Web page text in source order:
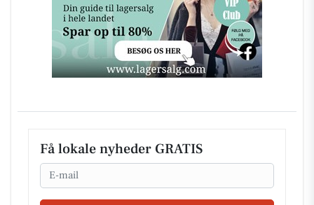
Få lokale nyheder GRATIS
Email